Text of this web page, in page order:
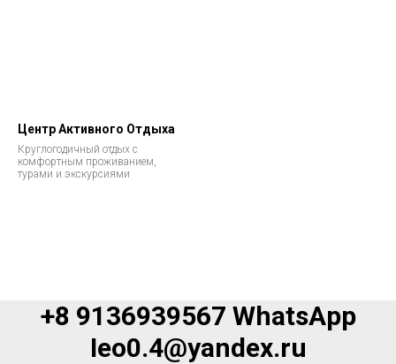
Центр Активного Отдыха
Круглогодичный отдых с
комфортным проживанием,
турами и экскурсиями
+8 9136939567 WhatsApp
Ieo0.4@yandex.ru